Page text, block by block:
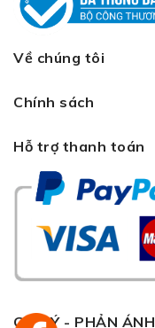
Về chúng tôi
Chính sách
Hỗ trợ thanh toán
GÓP Ý - PHẢN ÁNH